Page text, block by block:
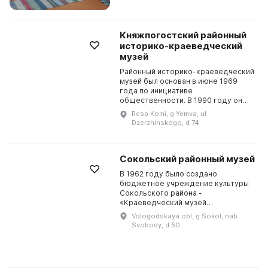
Княжпогостский районный
историко-краеведческий
музей
Районный историко-краеведческий
музей был основан в июне 1969
года по инициативе
общественности. В 1990 году он
перешёл в государственную сферу
и приобрел более научный
характер. Он занимается поиском...
Resp Komi, g Yemva, ul
Dzerzhinskogo, d 74
Сокольский районный музей
В 1962 году было создано
бюджетное учреждение культуры
Сокольского района -
«Краеведческий музей
Сокольского района». В 1993 году
оно было реорганизовано в
Сокольский городской историко-
Vologodskaya obl, g Sokol, nab
Svobody, d 50